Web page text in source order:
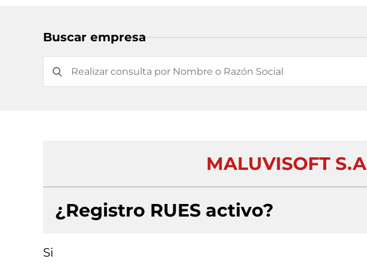
Buscar empresa
MALUVISOFT
¿Registro RUES activo?
Si